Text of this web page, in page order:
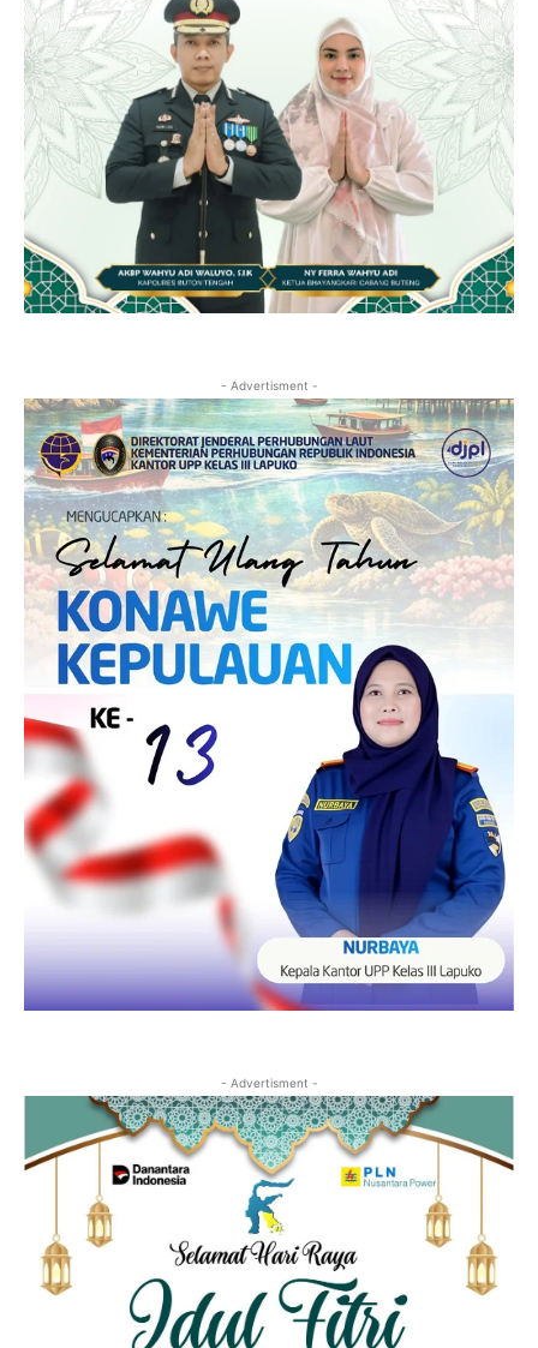
- Advertisment -
- Advertisment -